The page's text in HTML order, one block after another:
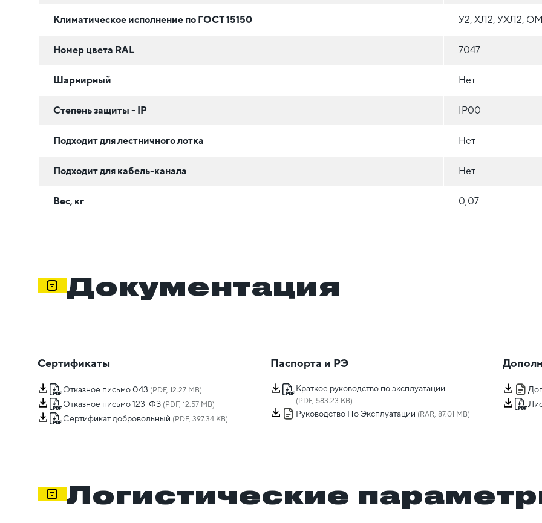
Климатическое исполнение по ГОСТ 15150 У2, ХЛ2, УХЛ2,
Номер цвета RAL 7047
Шарнирный Нет
Степень защиты - IP IP00
Подходит для лестничного лотка Нет
Подходит для кабель-канала Нет
Вес, кг 0,07
Документация
Сертификаты
Отказное письмо 043 (PDF, 12.27 MB)
Отказное письмо 123-ФЗ (PDF, 12.57 MB)
Сертификат добровольный (PDF, 397.34 KB)
Паспорта и РЭ
Краткое руководство по эксплуатации
(PDF, 583.23 KB)
Руководство По Эксплуатации (RAR, 87.01 MB)
Логистические